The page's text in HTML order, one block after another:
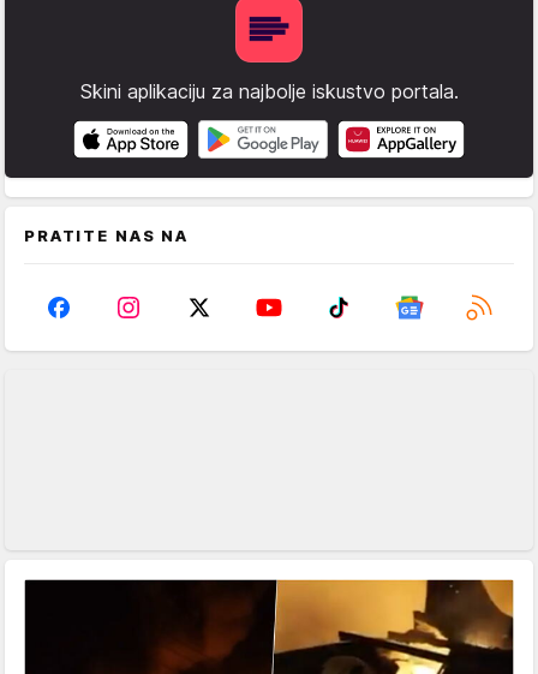
Skini aplikaciju za najbolje iskustvo portala.
PRATITE NAS NA